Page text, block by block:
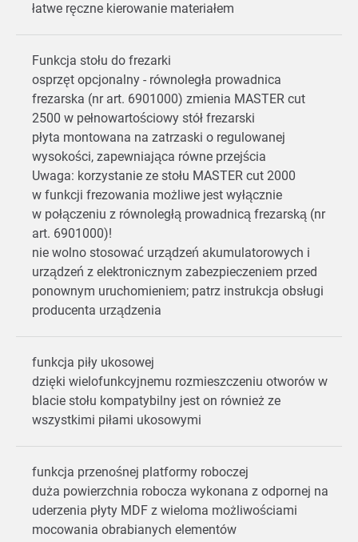
łatwe ręczne kierowanie materiałem
Funkcja stołu do frezarki
osprzęt opcjonalny - równoległa prowadnica
frezarska (nr art. 6901000) zmienia MASTER cut
2500 w pełnowartościowy stół frezarski
płyta montowana na zatrzaski o regulowanej
wysokości, zapewniająca równe przejścia
Uwaga: korzystanie ze stołu MASTER cut 2000
w funkcji frezowania możliwe jest wyłącznie
w połączeniu z równoległą prowadnicą frezarską (nr
art. 6901000)!
nie wolno stosować urządzeń akumulatorowych i
urządzeń z elektronicznym zabezpieczeniem przed
ponownym uruchomieniem; patrz instrukcja obsługi
producenta urządzenia
funkcja piły ukosowej
dzięki wielofunkcyjnemu rozmieszczeniu otworów w
blacie stołu kompatybilny jest on również ze
wszystkimi piłami ukosowymi
funkcja przenośnej platformy roboczej
duża powierzchnia robocza wykonana z odpornej na
uderzenia płyty MDF z wieloma możliwościami
mocowania obrabianych elementów